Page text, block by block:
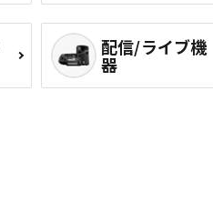
配信/ライブ機
器